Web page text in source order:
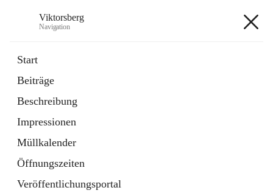
Viktorsberg
Navigation
Start
Beiträge
Beschreibung
Impressionen
Müllkalender
Öffnungszeiten
Veröffentlichungsportal
1 Schnellzugriff
Bürgerservice
10 Schnellzugriffe